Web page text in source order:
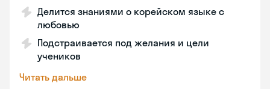
Делится знаниями о корейском языке с
любовью
Подстраивается под желания и цели
учеников
Читать дальше